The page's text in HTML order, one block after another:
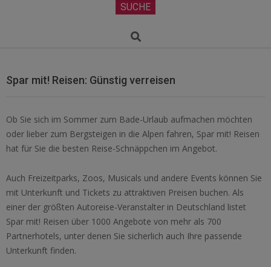
SUCHE
Search
Spar mit! Reisen: Günstig verreisen
Ob Sie sich im Sommer zum Bade-Urlaub aufmachen möchten
oder lieber zum Bergsteigen in die Alpen fahren, Spar mit! Reisen
hat für Sie die besten Reise-Schnäppchen im Angebot.
Auch Freizeitparks, Zoos, Musicals und andere Events können Sie
mit Unterkunft und Tickets zu attraktiven Preisen buchen. Als
einer der größten Autoreise-Veranstalter in Deutschland listet
Spar mit! Reisen über 1000 Angebote von mehr als 700
Partnerhotels, unter denen Sie sicherlich auch Ihre passende
Unterkunft finden.